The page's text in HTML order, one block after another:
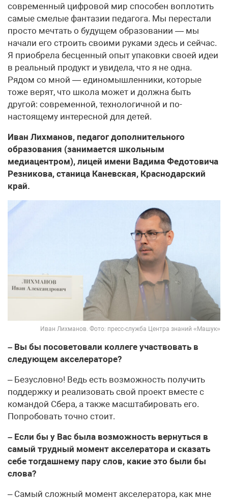
современный цифровой мир способен воплотить
самые смелые фантазии педагога. Мы перестали
просто мечтать о будущем образовании — мы
начали его строить своими руками здесь и сейчас.
Я приобрела бесценный опыт упаковки своей идеи
в реальный продукт и увидела, что я не одна.
Рядом со мной — единомышленники, которые
тоже верят, что школа может и должна быть
другой: современной, технологичной и по-
настоящему интересной для детей.
Иван Лихманов, педагог дополнительного
образования (занимается школьным
медиацентром), лицей имени Вадима Федотовича
Резникова, станица Каневская, Краснодарский
край.
Иван Лихманов. Фото: пресс-служба Центра знаний «Машук»
– Вы бы посоветовали коллеге участвовать в
следующем акселераторе?
– Безусловно! Ведь есть возможность получить
поддержку и реализовать свой проект вместе с
командой Сбера, а также масштабировать его.
Попробовать точно стоит.
– Если бы у Вас была возможность вернуться в
самый трудный момент акселератора и сказать
себе тогдашнему пару слов, какие это были бы
слова?
– Самый сложный момент акселератора, как мне